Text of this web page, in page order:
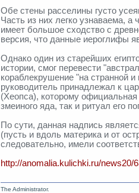
Обе стены расселины густо
Часть из них легко узнаваема, а
имеет большое сходство с
версия, что данные иероглифы
Однако один из старейших
истории, смог перевести
кораблекрушение "на странной
руководитель принадлежал к
(Хеопса), которому
змеиного яда, так и ритуал его
По сути, данная надпись
(пусть и вдоль материка и от
следовательно, имели
http://anomalia.kulichki.ru/news20/
The Administrator.